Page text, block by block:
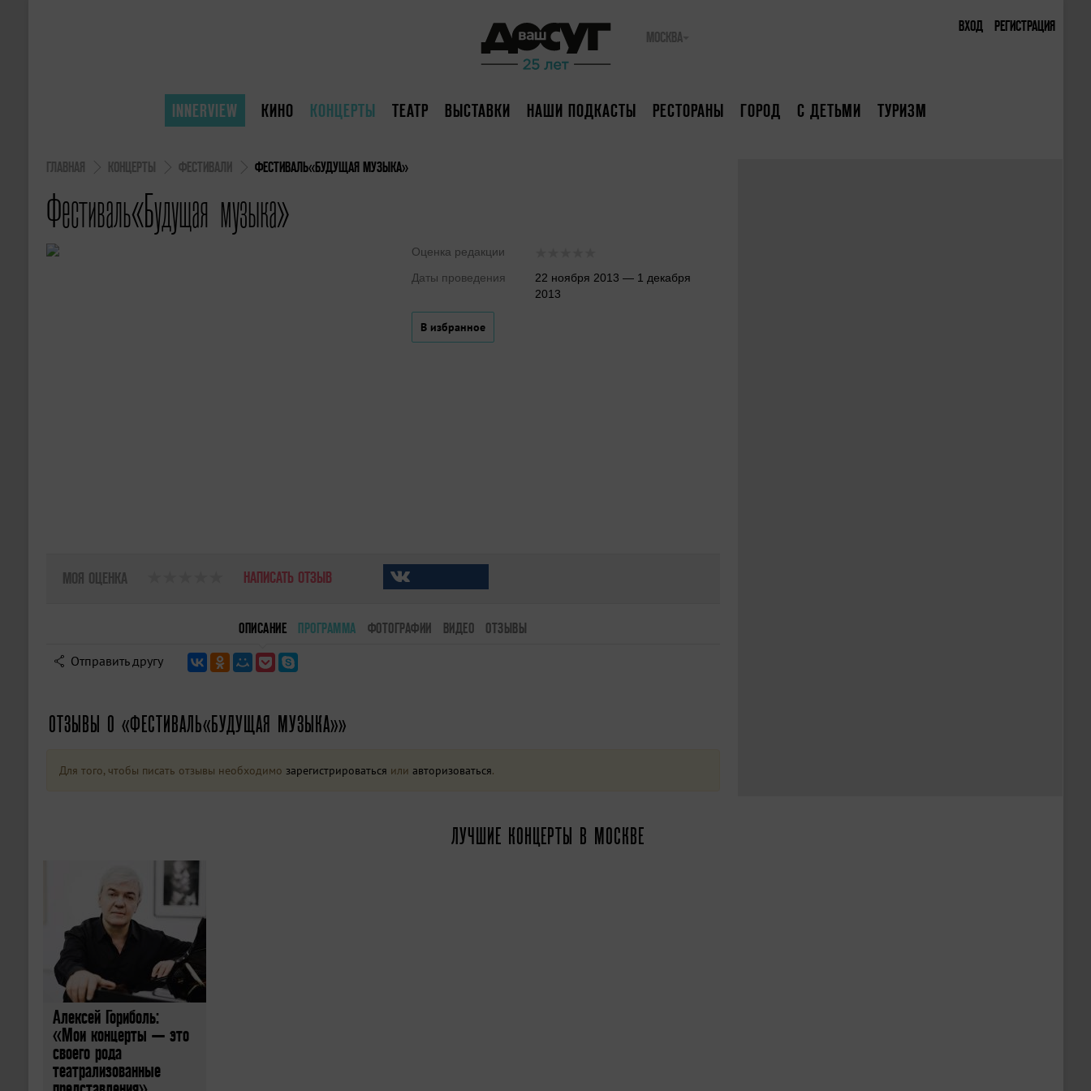
ВХОД РЕГИСТРАЦИЯ
МОСКВА
INNERVIEW КИНО КОНЦЕРТЫ ТЕАТР ВЫСТАВКИ НАШИ ПОДКАСТЫ РЕСТОРАНЫ ГОРОД С ДЕТЬМИ ТУРИЗМ
ГЛАВНАЯ КОНЦЕРТЫ ФЕСТИВАЛИ ФЕСТИВАЛЬ«БУДУЩАЯ МУЗЫКА»
Фестиваль«Будущая музыка»
Оценка редакции
Даты проведения
22 ноября 2013 — 1 декабря
2013
В избранное
МОЯ ОЦЕНКА НАПИСАТЬ ОТЗЫВ
ОПИСАНИЕ ПРОГРАММА ФОТОГРАФИИ ВИДЕО ОТЗЫВЫ
Отправить другу
ОТЗЫВЫ О «ФЕСТИВАЛЬ«БУДУЩАЯ МУЗЫКА»»
Для того, чтобы писать отзывы необходимо зарегистрироваться или авторизоваться.
ЛУЧШИЕ КОНЦЕРТЫ В МОСКВЕ
Алексей Гориболь:
«Мои концерты — это
своего рода
театрализованные